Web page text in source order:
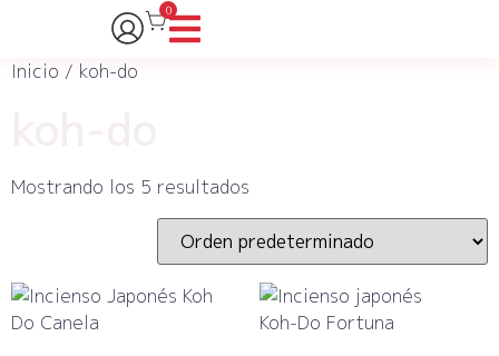
0
Inicio / koh-do
Mostrando los 5 resultados